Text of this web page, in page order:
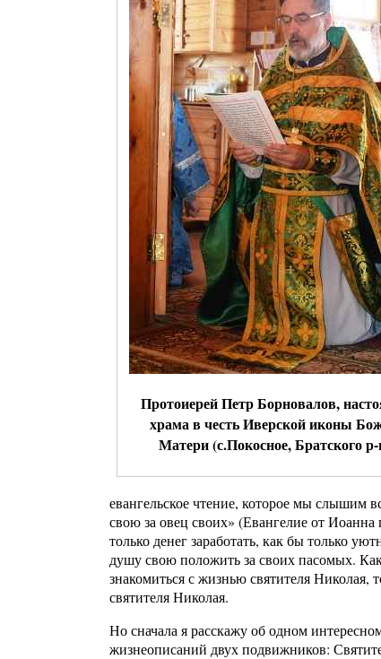
Протоиерей Петр Борновалов,
храма в честь Иверской иконы
Матери (с.Покосное, Братского
евангельское чтение, которое мы слышим
свою за овец своих» (Евангелие от
только денег заработать, как бы только
душу свою положить за своих пасомых.
знакомиться с жизнью святителя Николая,
святителя Николая.
Но сначала я расскажу об одном
жизнеописаний двух подвижников: